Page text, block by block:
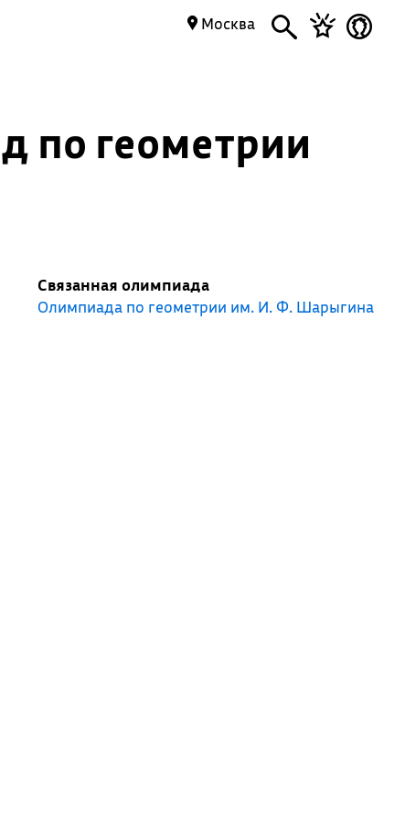
Москва
по геометрии
Связанная олимпиада
Олимпиада по геометрии им. И. Ф. Шарыгина